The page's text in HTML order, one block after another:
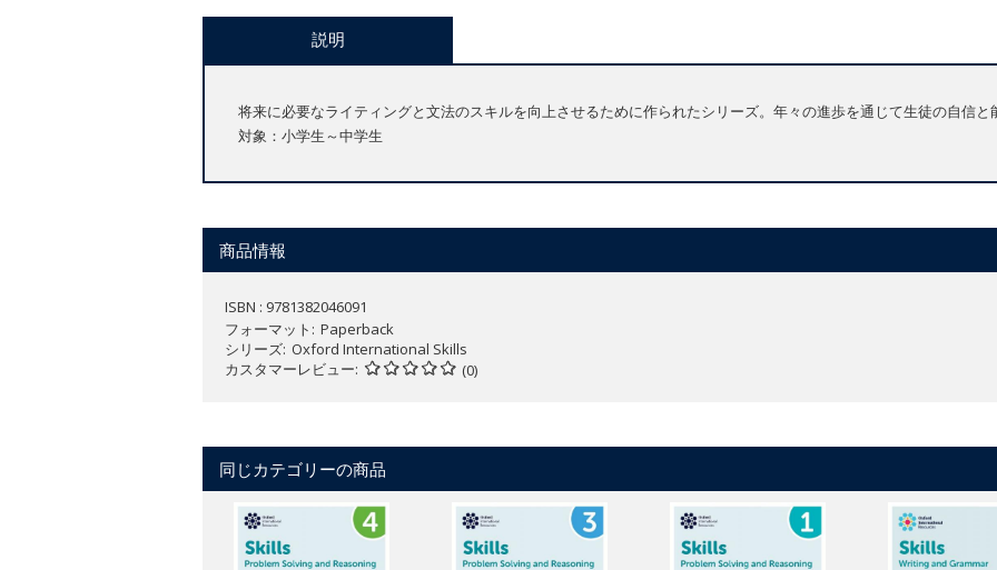
説明
将来に必要なライティングと文法のスキルを向上させるために作られたシリーズ。年々の進歩を通じて生徒の自信と
対象：小学生～中学生
商品情報
ISBN : 9781382046091
フォーマット
Paperback
シリーズ Oxford International Skills
カスタマーレビュー
(0)
同じカテゴリーの商品